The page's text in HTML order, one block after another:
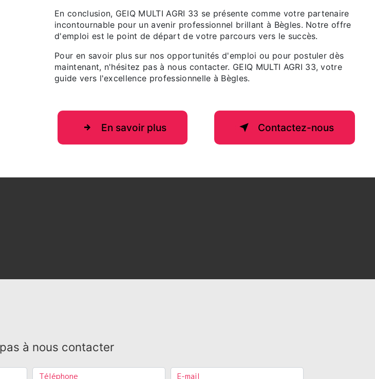
En conclusion, GEIQ MULTI AGRI 33 se présente comme votre partenaire
incontournable pour un avenir professionnel brillant à Bègles. Notre offre
d'emploi est le point de départ de votre parcours vers le succès.
Pour en savoir plus sur nos opportunités d'emploi ou pour postuler dès
maintenant, n'hésitez pas à nous contacter. GEIQ MULTI AGRI 33, votre
guide vers l'excellence professionnelle à Bègles.
En savoir plus Contactez-nous
à nous contacter